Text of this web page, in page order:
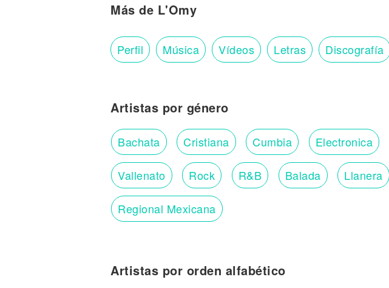
Más de L'Omy
Perfil Música Vídeos Letras Discografía
Artistas por género
Bachata Cristiana Cumbia Electronica
Vallenato Rock R&B Balada Llanera
Regional Mexicana
Artistas por orden alfabético